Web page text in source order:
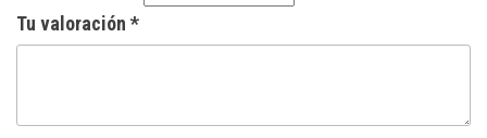
Tu valoración *